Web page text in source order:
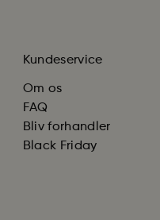
Kundeservice
Om os
FAQ
Bliv forhandler
Black Friday